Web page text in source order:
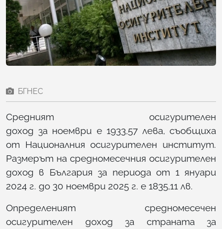
БГНЕС
Средният осигурителен
доход за ноември е 1933,57 лева, съобщиха
от Националния осигурителен институт.
Размерът на средномесечния осигурителен
доход в България за периода от 1 януари
2024 г. до 30 ноември 2025 г. е 1835,11 лв.
Определеният средномесечен
осигурителен доход за страната за